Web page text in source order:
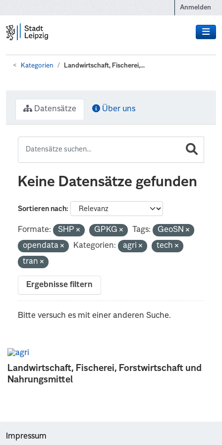
Anmelden
Kategorien Landwirtschaft, Fischerei,...
Landwirtschaft, Fischerei, Forstwirtschaft und
Nahrungsmittel
Datensätze Über uns
Keine Datensätze gefunden
Sortieren nach
Formate: SHP GPKG Tags:
GeoSN
opendata
Kategorien: agri
tech
tran
Ergebnisse filtern
Bitte versuch es mit einer anderen Suche.
Impressum